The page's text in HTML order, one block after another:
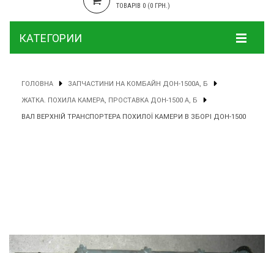
ТОВАРІВ 0 (0 ГРН.)
КАТЕГОРИИ
ГОЛОВНА ЗАПЧАСТИНИ НА КОМБАЙН ДОН-1500А, Б
ЖАТКА. ПОХИЛА КАМЕРА, ПРОСТАВКА ДОН-1500 А, Б
ВАЛ ВЕРХНІЙ ТРАНСПОРТЕРА ПОХИЛОЇ КАМЕРИ В ЗБОРІ ДОН-1500